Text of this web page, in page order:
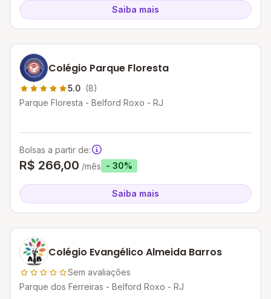
Saiba mais
Colégio Parque Floresta
5.0 (8)
Parque Floresta - Belford Roxo - RJ
Bolsas a partir de:
R$ 266,00 /mês - 30%
Saiba mais
Colégio Evangélico Almeida Barros
Sem avaliações
Parque dos Ferreiras - Belford Roxo - RJ